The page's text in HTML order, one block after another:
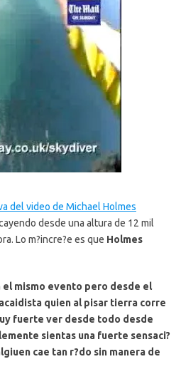
del video de Michael Holmes
desde una altura de 12 mil
Lo m?incre?e es que Holmes
el mismo evento pero desde el
quien al pisar tierra corre
fuerte ver desde todo desde
sientas una fuerte sensaci?
cae tan r?do sin manera de